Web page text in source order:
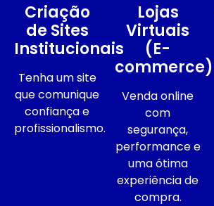
Criação
de Sites
Institucionais
Tenha um site
que comunique
confiança e
profissionalismo.
Lojas
Virtuais
(E-
commerce)
Venda online
com
segurança,
performance e
uma ótima
experiência de
compra.